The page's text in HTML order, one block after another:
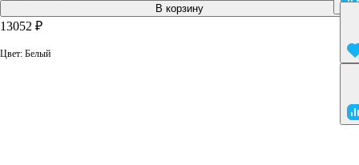
В корзину
13052 ₽
Цвет: Белый